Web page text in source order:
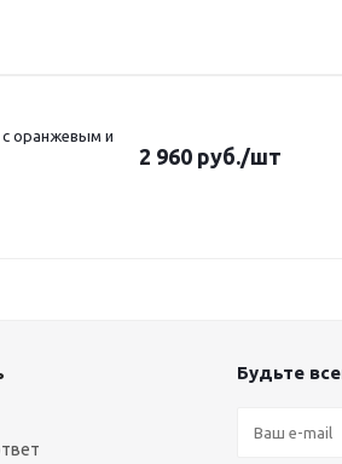
с оранжевым и
2 960 руб./шт
Будьте